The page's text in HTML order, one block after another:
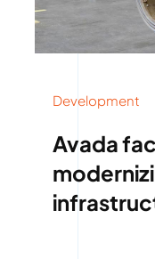
Development
Avada